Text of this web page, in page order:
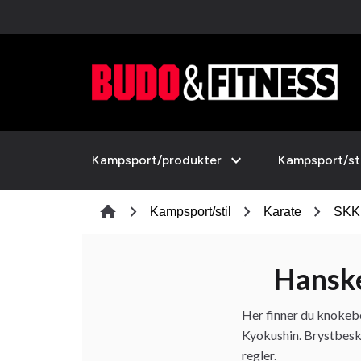
Kampsport/produkter expand_more Kampsport/
home chevron_right Kampsport/stil chevron_right Karate chevron_right
Her finner du
Kyokushin.
regler.